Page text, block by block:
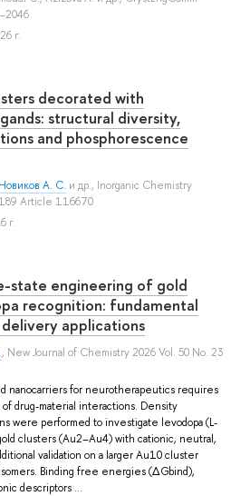
г.
decorated with
structural diversity,
and phosphorescence
Новиков А. С. и др., Inorganic Chemistry
Article 116670
г.
state engineering of gold
recognition: fundamental
applications
, New Journal of Chemistry 2026 Vol. 50 No. 23
nanocarriers for neurotherapeutics requires
drug-material interactions. Density
were performed to investigate levodopa (L-
clusters (Au2–Au4) with cationic, neutral,
validation on a larger Au10 cluster
Binding free energies (ΔGbind),
descriptors ...